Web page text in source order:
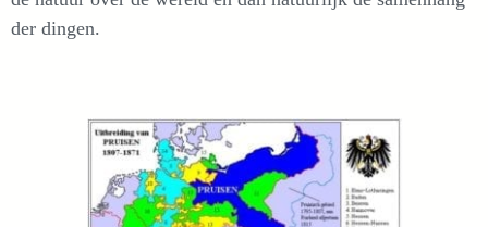
der dingen.